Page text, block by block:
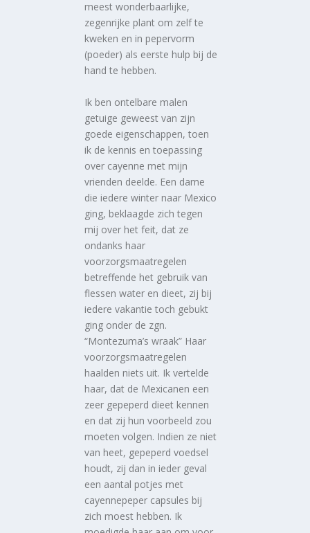
meest wonderbaarlijke,
zegenrijke plant om zelf te
kweken en in pepervorm
(poeder) als eerste hulp bij de
hand te hebben.
Ik ben ontelbare malen
getuige geweest van zijn
goede eigenschappen, toen
ik de kennis en toepassing
over cayenne met mijn
vrienden deelde. Een dame
die iedere winter naar Mexico
ging, beklaagde zich tegen
mij over het feit, dat ze
ondanks haar
voorzorgsmaatregelen
betreffende het gebruik van
flessen water en dieet, zij bij
iedere vakantie toch gebukt
ging onder de zgn.
“Montezuma’s wraak” Haar
voorzorgsmaatregelen
haalden niets uit. Ik vertelde
haar, dat de Mexicanen een
zeer gepeperd dieet kennen
en dat zij hun voorbeeld zou
moeten volgen. Indien ze niet
van heet, gepeperd voedsel
houdt, zij dan in ieder geval
een aantal potjes met
cayennepeper capsules bij
zich moest hebben. Ik